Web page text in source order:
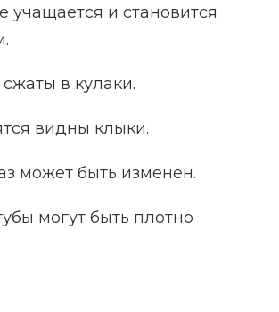
учащается и становится
в кулаки.
видны клыки.
может быть изменен.
могут быть плотно